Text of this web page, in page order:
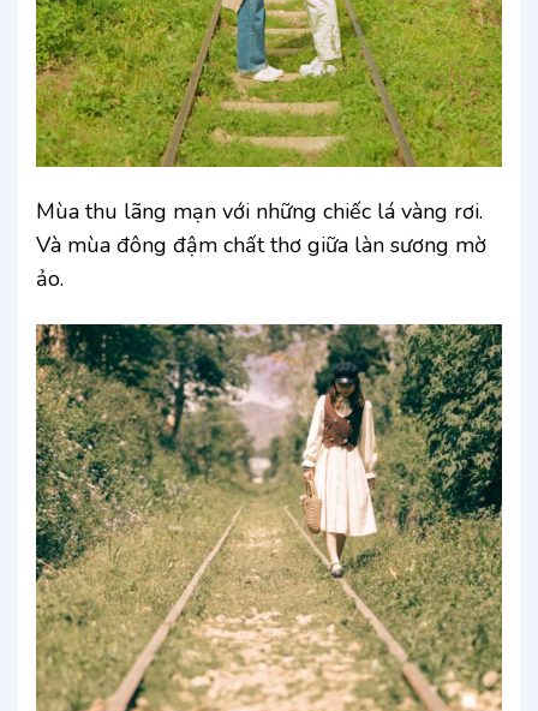
Mùa thu lãng mạn với những chiếc lá vàng rơi.
Và mùa đông đậm chất thơ giữa làn sương mờ
ảo.